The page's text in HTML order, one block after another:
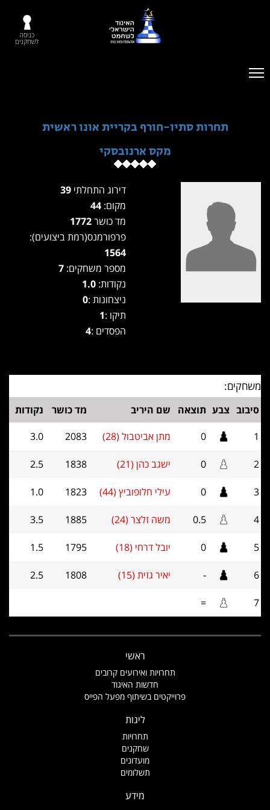
כניסה
לשחקנים
תחרות סתיו-חורף בקריית אונו ראשית
מקס ארנובסקי
דירוג התחלתי
מקום:
מד כושר
פרפורמנס(רמת ביצועים):
1564
מספר משחקים:
נקודות: 1.0
ניצחונות :0
תיקו :1
הפסדים :4
משחקים:
סיבוב צבע תוצאה שם היריב מד כושר
נקודות
1
0 מתן אביטבול (28) 2083
3.0
2
0 ישגב כהן (21) 1838
2.5
3
0 עילי חלופוביץ (44) 1823
1.0
4
0.5 משה זלצר (24) 1885
3.5
5
0 יובל דרחי (18) 1795
1.5
6
- יאיר גזית (15) 1808
2.5
7
=
ראשי
תחרויות ואירועים קרובים
חדשות האיגוד
פרוייקטים בשיתוף מפעל הפייס
ליגות
תחרויות
שחקנים
מועדונים
תשלומים
מידע